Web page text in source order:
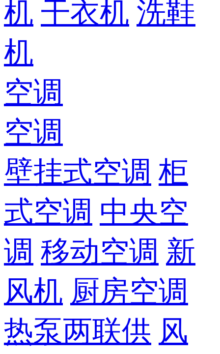
机 干衣机 洗鞋
机
空调
空调
壁挂式空调 柜
式空调 中央空
调 移动空调 新
风机 厨房空调
热泵两联供 风